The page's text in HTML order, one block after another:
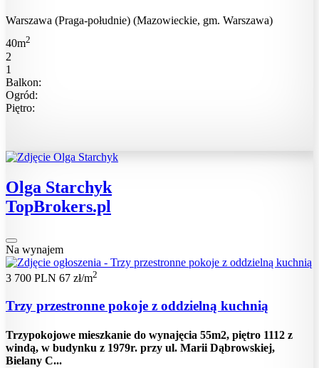
Warszawa (Praga-południe) (Mazowieckie, gm. Warszawa)
40m2
2
1
Balkon:
Ogród:
Piętro:
Olga Starchyk
TopBrokers.pl
Na wynajem
3 700 PLN 67 zł/m2
Trzy przestronne pokoje z oddzielną kuchnią
Trzypokojowe mieszkanie do wynajęcia 55m2, piętro 1112 z
windą, w budynku z 1979r. przy ul. Marii Dąbrowskiej,
Bielany C...